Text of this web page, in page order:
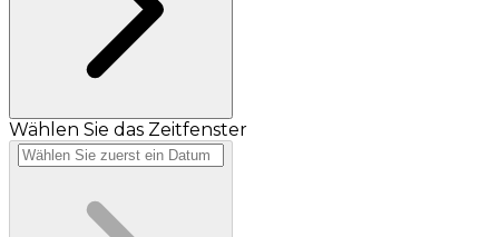
Wählen Sie das Zeitfenster